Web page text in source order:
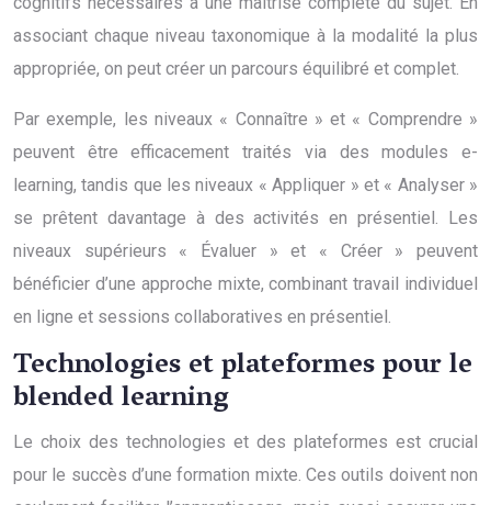
associant chaque niveau taxonomique à la modalité la plus
appropriée, on peut créer un parcours équilibré et complet.
Par exemple, les niveaux « Connaître » et « Comprendre »
peuvent être efficacement traités via des modules e-
learning, tandis que les niveaux « Appliquer » et « Analyser »
se prêtent davantage à des activités en présentiel. Les
niveaux supérieurs « Évaluer » et « Créer » peuvent
bénéficier d’une approche mixte, combinant travail individuel
en ligne et sessions collaboratives en présentiel.
Technologies et plateformes pour le
blended learning
Le choix des technologies et des plateformes est crucial
pour le succès d’une formation mixte. Ces outils doivent non